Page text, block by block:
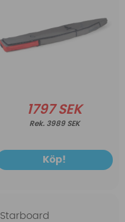
1797 SEK
3989 SEK
Köp!
Starboard